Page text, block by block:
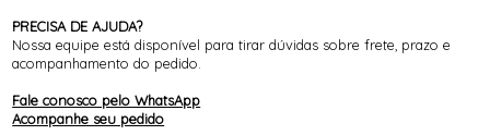
PRECISA DE AJUDA?
Nossa equipe está disponível para tirar dúvidas sobre frete, prazo e
acompanhamento do pedido.
Fale conosco pelo WhatsApp
Acompanhe seu pedido